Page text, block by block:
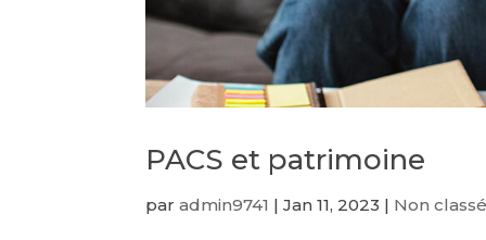
PACS et patrimoine
paradmin9741 |Jan 11, 2023 | Non